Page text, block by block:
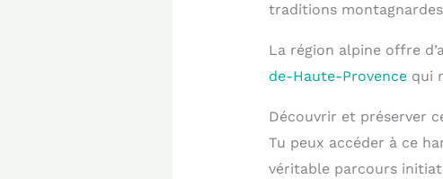
traditions
La région alpine offre
de-Haute-Provencequi
Découvrir et préserver
Tu peux accéder à ce
véritable parcours